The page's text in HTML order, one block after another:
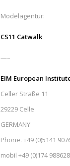
Modelagentur:
CS11 Catwalk
—–
EIM European
Celler Straße 11
29229 Celle
GERMANY
Phone. +49 (0)5141
mobil +49 (0)174